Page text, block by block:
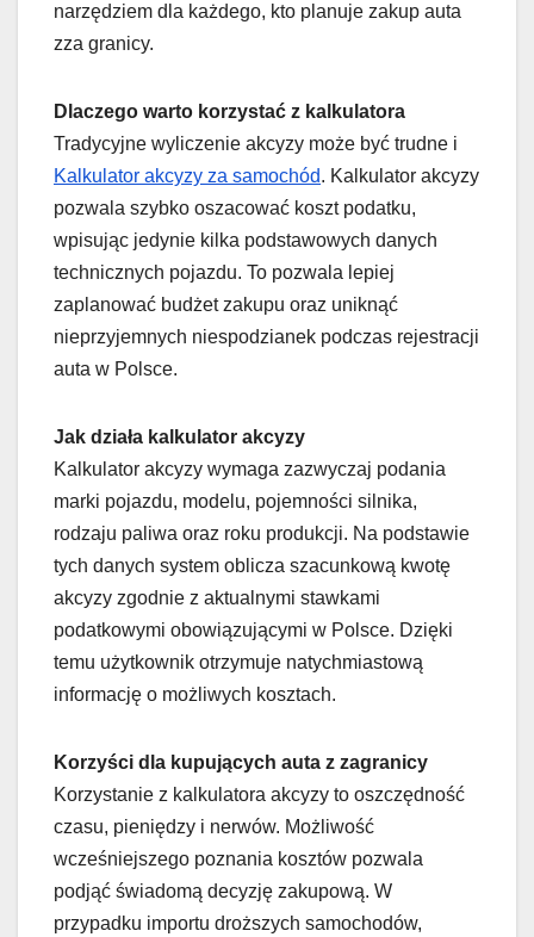
narzędziem dla każdego, kto planuje zakup auta
zza granicy.
Dlaczego warto korzystać z kalkulatora
Tradycyjne wyliczenie akcyzy może być trudne i
Kalkulator akcyzy za samochód. Kalkulator akcyzy
pozwala szybko oszacować koszt podatku,
wpisując jedynie kilka podstawowych danych
technicznych pojazdu. To pozwala lepiej
zaplanować budżet zakupu oraz uniknąć
nieprzyjemnych niespodzianek podczas rejestracji
auta w Polsce.
Jak działa kalkulator akcyzy
Kalkulator akcyzy wymaga zazwyczaj podania
marki pojazdu, modelu, pojemności silnika,
rodzaju paliwa oraz roku produkcji. Na podstawie
tych danych system oblicza szacunkową kwotę
akcyzy zgodnie z aktualnymi stawkami
podatkowymi obowiązującymi w Polsce. Dzięki
temu użytkownik otrzymuje natychmiastową
informację o możliwych kosztach.
Korzyści dla kupujących auta z zagranicy
Korzystanie z kalkulatora akcyzy to oszczędność
czasu, pieniędzy i nerwów. Możliwość
wcześniejszego poznania kosztów pozwala
podjąć świadomą decyzję zakupową. W
przypadku importu droższych samochodów,